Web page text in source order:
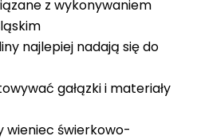
z wykonywaniem
najlepiej nadają się do
gałązki i materiały
wieniec świerkowo-